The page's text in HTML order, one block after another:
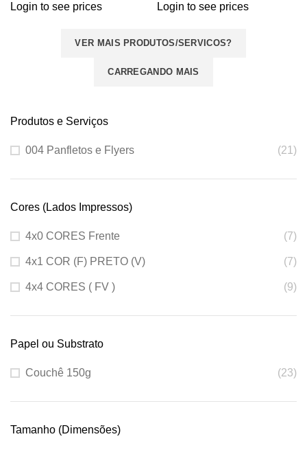
Produtos e Serviços
004 Panfletos e Flyers (21)
Cores (Lados Impressos)
4x0 CORES Frente (7)
4x1 COR (F) PRETO (V) (7)
4x4 CORES ( FV ) (9)
Papel ou Substrato
Couchê 150g (23)
Tamanho (Dimensões)
Login to see prices
Login to see prices
VER MAIS PRODUTOS/SERVICOS?
CARREGANDO MAIS